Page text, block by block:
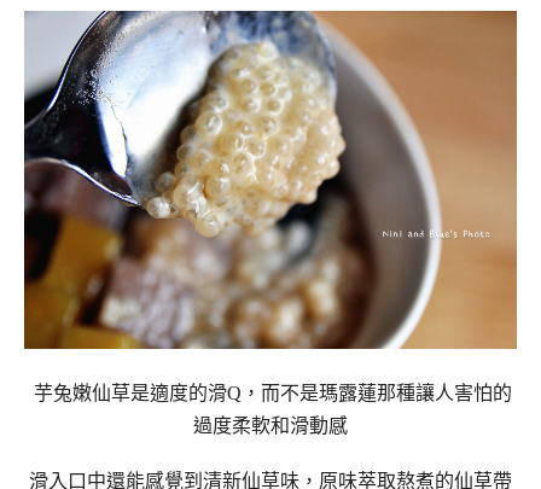
芋兔嫩仙草是適度的滑Q，而不是瑪露蓮那種讓人害怕的
過度柔軟和滑動感
滑入口中還能感覺到清新仙草味，原味萃取熬煮的仙草帶